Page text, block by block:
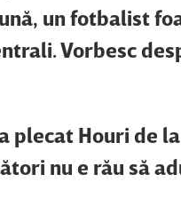
un fotbalist
Vorbesc
plecat Houri de
nu e rău să